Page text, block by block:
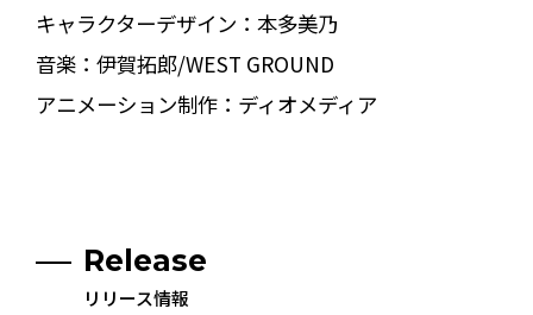
キャラクターデザイン：本多美乃
音楽：伊賀拓郎/WEST GROUND
アニメーション制作：ディオメディア
Release
リリース情報